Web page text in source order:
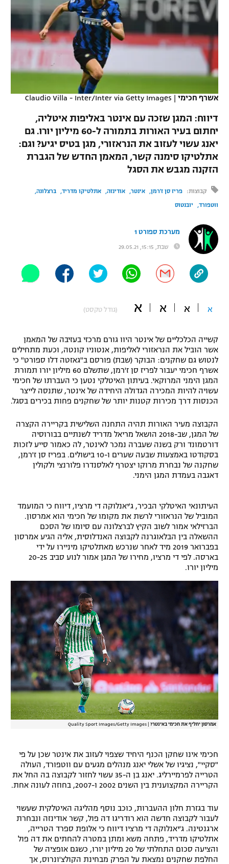
VOD
רץ ברשת
תוצאות
לוח שידורים
ברחבה
"מעל הליגה" – פודקאסט
"מחצית בשכונה" – פודקאסט
משתתפים וזוכים בפרסים
תקנון משתתפים וזוכים בפרסים
תקנון עבור פעילות ספורט 1 – "מרלן"
טניס
גיימינג E-Sports
תנאי שימוש
תקנון פעילות ספורט 1
רשיון להקרנה פומבית לבית עסק
לוח דרושים – ג'ובנט
תגיות
המגזין
נבחרת ישראל
מכבי חיפה
בית"ר ירושלים
הפועל חיפה
הפועל באר שבע
מכבי נתניה
בני יהודה
ליגה ספרדית
ליגה איטלקית
ליגה צרפתית
ליגה הולנדית
ליגה טורקית
ליגה סינית
ליגה ברזילאית
ליגות נוספות
כדורסל נשים
מכבי תל אביב
הפועל חולון
יורוליג
יורוקאפ
כדוריד
כדורעף
שחייה
ג'ודו
אגרוף
ספורט אולימפי
UFC
היאבקות WWE
אופניים
ספורט מוטורי
בייסבול MLB
ספורט אתגרי ואקסטרים
אומנויות לחימה
גיימינג E-Sports
אשרף חכימי |
Claudio Villa - Inter/Inter via Getty Images
דיווח: המגן שזכה עם אינטר באליפות איטליה,
יחתום בעיר האורות בתמורה ל-60 מיליון יורו. גם
יאנג עשוי לעזוב את הנראזורי, מגן בטיס יגיע? וגם:
אתלטיקו סימנה קשר, המאמן החדש של הגברת
הזקנה מגבש את הסגל
קבוצות: פריז סן ז'רמן אינטר אודינזה אתלטיקו מדריד ברצלונה
ווטפורד יובנטוס
מערכת ספורט 1
שבת, 15:15, 29.05.21
א א א א (גודל טקסט)
קשייה הכלכליים של אינטר היוו גורם מרכזי בעזיבה של המאמן
אשר הוביל את הנראזורי לאליפות, אנטוניו קונטה, וכעת מתחילים
לנטוש גם שחקנים: הבוקר (שבת) פורסם ב"גאזטה דלו ספורט" כי
אשרף חכימי יעבור לפריז סן ז'רמן, שתשלם 60 מיליון יורו תמורת
המגן הימני המרוקאי. בעיתון האיטלקי נטען כי העברתו של חכימי
עשויה להיות המכירה הגדולה היחידה של אינטר, שתנסה לייצר
הכנסות דרך מכירות קטנות יותר של שחקנים פחות בכירים בסגל.
הקבוצה מעיר האורות תהיה התחנה השלישית בקריירה הקצרה
של המגן, שב-2018 הושאל מריאל מדריד לשנתיים בבורוסיה
דורטמונד ורק בשנה שעברה נמכר לאינטר, לה כאמור סייע לזכות
בסקודטו באמצעות שבעה שערים ו-10 בישולים. בפריז סן ז'רמן,
שחקנה של נבחרת מרוקו יצטרף לאלסנדרו פלורנצי ולקולין
דאגבה בעמדת המגן הימני.
העיתונאי האיטלקי הבכיר, ג'יאנלוקה די מרציו, דיווח כי המועמד
המוביל של הנראזורי לרשת את מקומו של חכימי הוא אמרסון.
הברזילאי אמור לשוב הקיץ לברצלונה עם סיומו של הסכם
ההשאלה בין הבלאוגרנה לקבוצה האנדלוסית, אליה הגיע אמרסון
בפברואר 2019 מיד לאחר שנרכש מאתלטיקו מיניירו על ידי
בארסה. לפי די מרציו, מחירו של המגן אמור לנוע סביב 20-25
מיליון יורו.
אמרסון יחליף את חכימי באינטר? Quality Sport Images/Getty Images
חכימי אינו שחקן הכנף היחיד שצפוי לעזוב את אינטר שכן על פי
"סקיי", נציגיו של אשלי יאנג מנהלים מגעים עם ווטפורד, העולה
הטרייה לפרמיירליג. יאנג בן ה-35 עשוי לחזור לקבוצה בה החל את
הקריירה המקצוענית בין השנים 2002 ו-2007, בחוזה לעונה אחת.
עוד בגזרת חלון ההעברות, כוכב נוסף מהליגה האיטלקית שעשוי
לעבור לקבוצה חדשה הוא רודריגו דה פול, קשר אודינזה ונבחרת
ארגנטינה. ג'יאנלוקה די מרציו דיווח כי אלופת ספרד הטרייה,
אתלטיקו מדריד, פתחה משא ומתן במטרה להחתים את דה פול
והציעה סכום התחלתי של 20 מיליון יורו, כשגם אופציה של
החלפת שחקנים נמצאת על הפרק מבחינת הקולצ'ונרוס, אך